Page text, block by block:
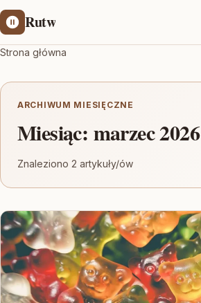
Rutw
Strona główna
ARCHIWUM MIESIĘCZNE
Miesiąc: marzec 2026
Znaleziono 2 artykuły/ów